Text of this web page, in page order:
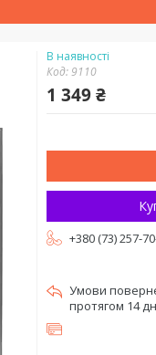
В наявності
Код:9110
1 349 ₴
+380 (73) 257-
протягом 14